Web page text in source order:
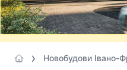
Новобудови Івано-